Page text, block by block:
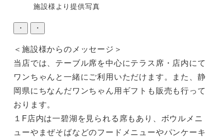
施設様より提供写真
・ ・
＜施設様からのメッセージ＞
当店では、テーブル席を中心にテラス席・店内にて
ワンちゃんと一緒にご利用いただけます。また、静
岡県にちなんだワンちゃん用ギフトも販売も行って
おります。
１F店内は一碧湖を見られる席もあり、ボウルメニ
ューやまぜそばなどのフードメニューやパンケーキ